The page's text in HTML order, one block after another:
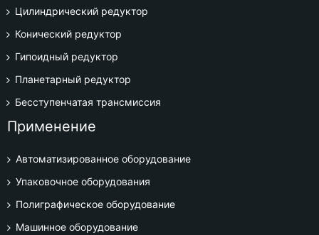
Цилиндрический редуктор
Конический редуктор
Гипоидный редуктор
Планетарный редуктор
Бесступенчатая трансмиссия
Применение
Автоматизированное оборудование
Упаковочное оборудования
Полиграфическое оборудование
Машинное оборудование